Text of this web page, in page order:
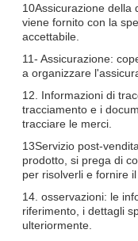
10Assicurazione della
viene fornito con la
accettabile.
11- Assicurazione:
a organizzare
12. Informazioni di
tracciamento e i
tracciare le merci.
13Servizio post-
prodotto, si prega di
per risolverli e fornire
14. osservazioni: le
riferimento, i dettagli
ulteriormente.